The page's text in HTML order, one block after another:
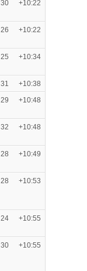
30 +10:22
26 +10:22
25 +10:34
31
+10:38
29 +10:48
32 +10:48
28 +10:49
28 +10:53
24 +10:55
30 +10:55